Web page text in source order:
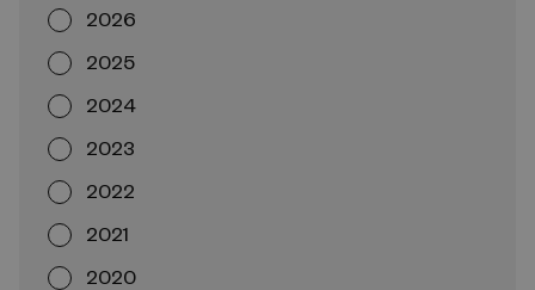
2026
2025
2024
2023
2022
2021
2020